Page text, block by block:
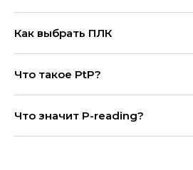
Как выбрать ПЛК
Что такое PtP?
Что значит P-reading?